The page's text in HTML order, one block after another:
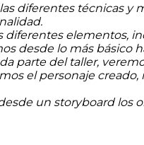
diferentes técnicas y
diferentes elementos,
desde lo más básico
parte del taller,
el personaje
un storyboard los